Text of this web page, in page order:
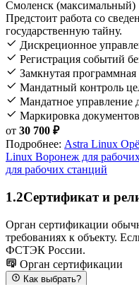
Смоленск (максимальный)
Предстоит работа со
государственную тайну.
Дискреционное
Регистрация событий
Замкнутая программная
Мандатный контроль
Мандатное управление
Маркировка документов
от 30 700 ₽
Подробнее: Astra Linux
Linux Воронеж для
для рабочих станций
1.2Сертификат и
Орган сертификации
требованиях к объекту.
ФСТЭК России.
Орган сертификации
Как выбрать?